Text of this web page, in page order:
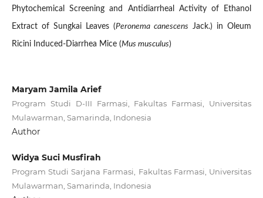
Phytochemical Screening and Antidiarrheal Activity of Ethanol
Extract of Sungkai Leaves (Peronema canescens Jack.) in Oleum
Ricini Induced-Diarrhea Mice (Mus musculus)
Maryam Jamila Arief
Program Studi D-III Farmasi, Fakultas Farmasi, Universitas
Mulawarman, Samarinda, Indonesia
Author
Widya Suci Musfirah
Program Studi Sarjana Farmasi, Fakultas Farmasi, Universitas
Mulawarman, Samarinda, Indonesia